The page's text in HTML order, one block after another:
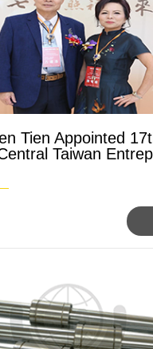
Tien Appointed
Taiwan